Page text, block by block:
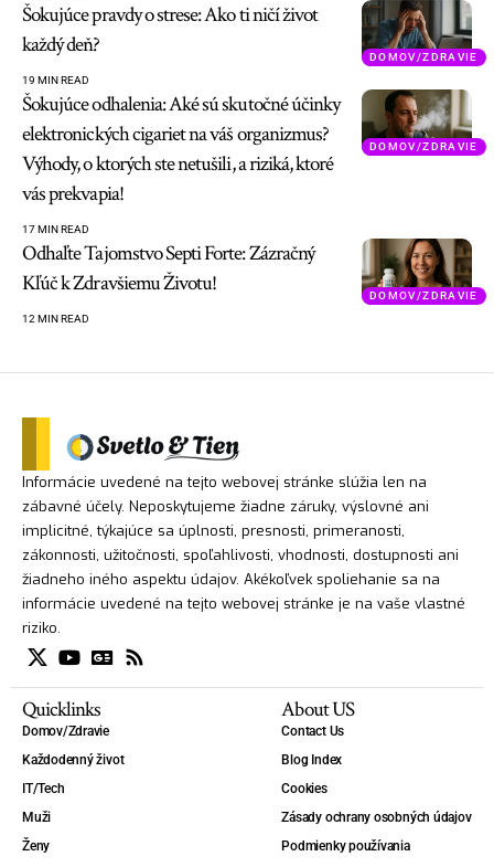
DOMOV/ZDRAVIE
Šokujúce pravdy o strese: Ako ti ničí život
každý deň?
19 MIN READ
DOMOV/ZDRAVIE
Šokujúce odhalenia: Aké sú skutočné účinky
elektronických cigariet na váš organizmus?
Výhody, o ktorých ste netušili, a riziká, ktoré
vás prekvapia!
17 MIN READ
DOMOV/ZDRAVIE
Odhaľte Tajomstvo Septi Forte: Zázračný
Kľúč k Zdravšiemu Životu!
12 MIN READ
Informácie uvedené na tejto webovej stránke slúžia len na
zábavné účely. Neposkytujeme žiadne záruky, výslovné ani
implicitné, týkajúce sa úplnosti, presnosti, primeranosti,
zákonnosti, užitočnosti, spoľahlivosti, vhodnosti, dostupnosti ani
žiadneho iného aspektu údajov. Akékoľvek spoliehanie sa na
informácie uvedené na tejto webovej stránke je na vaše vlastné
riziko.
Quicklinks
Domov/Zdravie
Každodenný život
IT/Tech
Muži
Ženy
About US
Contact Us
Blog Index
Cookies
Zásady ochrany osobných údajov
Podmienky používania